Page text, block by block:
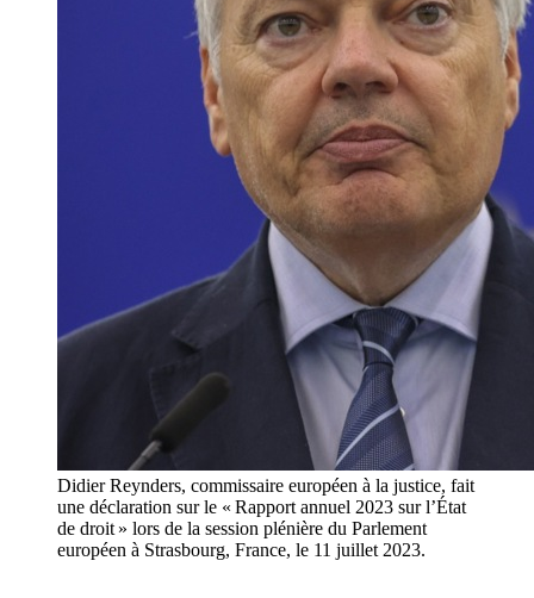
Didier Reynders, commissaire européen à la justice, fait
une déclaration sur le « Rapport annuel 2023 sur l’État
de droit » lors de la session plénière du Parlement
européen à Strasbourg, France, le 11 juillet 2023.